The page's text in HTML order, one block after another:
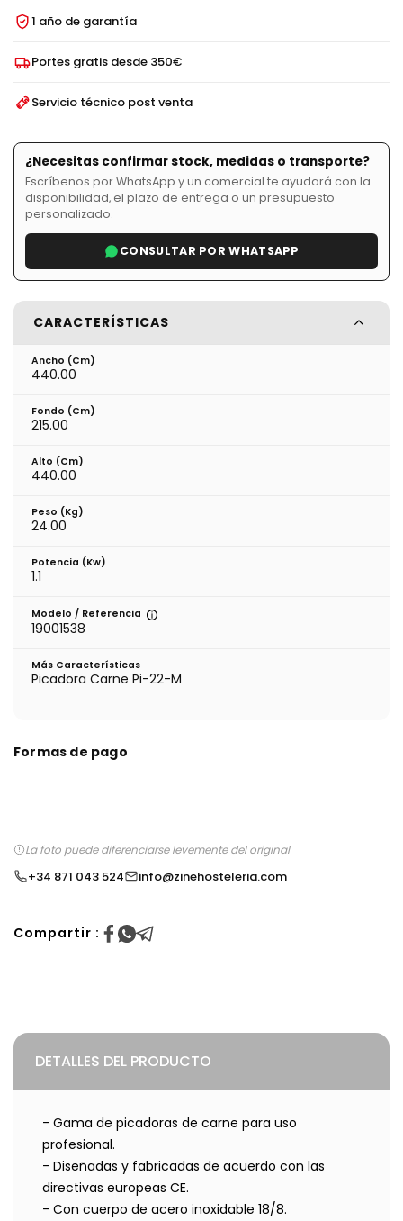
1 año de garantía
Portes gratis desde 350€
Servicio técnico post venta
¿Necesitas confirmar stock, medidas o transporte?
Escríbenos por WhatsApp y un comercial te ayudará con la
disponibilidad, el plazo de entrega o un presupuesto
personalizado.
CONSULTAR POR WHATSAPP
CARACTERÍSTICAS
Ancho (cm)
440.00
Fondo (cm)
215.00
Alto (cm)
440.00
Peso (kg)
24.00
Potencia (Kw)
1.1
Modelo / Referencia
19001538
Más Características
Picadora Carne Pi-22-M
Formas de pago
La foto puede diferenciarse levemente del original
+34 871 043 524 info@zinehosteleria.com
Compartir :
DETALLES DEL PRODUCTO
- Gama de picadoras de carne para uso
profesional.
- Diseñadas y fabricadas de acuerdo con las
directivas europeas CE.
- Con cuerpo de acero inoxidable 18/8.